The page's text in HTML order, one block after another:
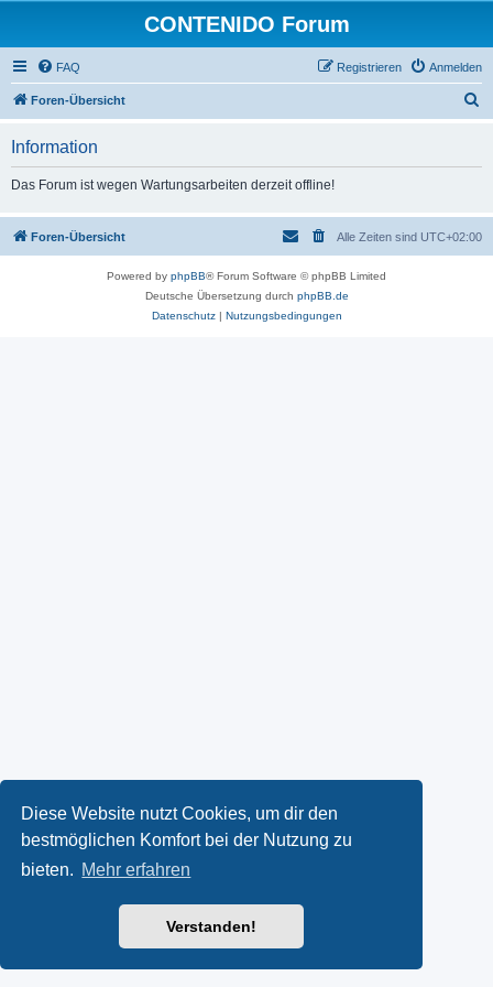
Diese Website nutzt Cookies, um dir den
bestmöglichen Komfort bei der Nutzung zu
bieten. Mehr erfahren
Verstanden!
CONTENIDO Forum
FAQ Anmelden
Registrieren
Foren-Übersicht
Information
Das Forum ist wegen Wartungsarbeiten derzeit offline!
Foren-Übersicht Alle Zeiten sind UTC+02:00
Powered by phpBB® Forum Software © phpBB Limited
Deutsche Übersetzung durch phpBB.de
Datenschutz| Nutzungsbedingungen